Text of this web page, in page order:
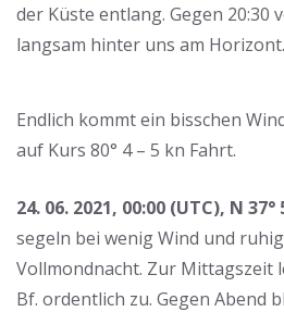
der Küste entlang. Gegen 20:30
langsam hinter uns am Horizont.
Endlich kommt ein bisschen
auf Kurs 80° 4 – 5 kn Fahrt.
24. 06. 2021, 00:00 (UTC), N 37°
segeln bei wenig Wind und
Vollmondnacht. Zur Mittagszeit
Bf. ordentlich zu. Gegen Abend